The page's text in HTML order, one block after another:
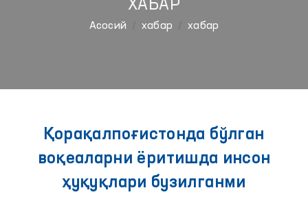
ХАБАР
Aсосий хабар хабар
Қорақалпоғистонда бўлган
воқеаларни ёритишда инсон
ҳуқуқлари бузилганми